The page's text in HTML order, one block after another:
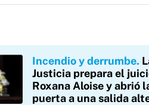
Incendio y derrumbe
Justicia prepara el
Roxana Aloise y abrió
puerta a una salida